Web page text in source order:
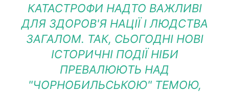
КАТАСТРОФИ НАДТО ВАЖЛИВІ
ДЛЯ ЗДОРОВ'Я НАЦІЇ І ЛЮДСТВА
ЗАГАЛОМ. ТАК, СЬОГОДНІ НОВІ
ІСТОРИЧНІ ПОДІЇ НІБИ
ПРЕВАЛЮЮТЬ НАД
"ЧОРНОБИЛЬСЬКОЮ" ТЕМОЮ,